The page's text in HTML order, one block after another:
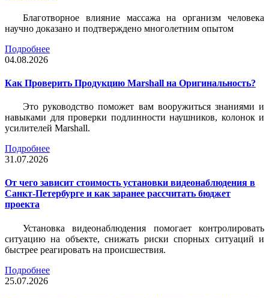
Благотворное влияние массажа на организм человека
научно доказано и подтверждено многолетним опытом
Подробнее
04.08.2026
Как Проверить Продукцию Marshall на Оригинальность?
Это руководство поможет вам вооружиться знаниями и
навыками для проверки подлинности наушников, колонок и
усилителей Marshall.
Подробнее
31.07.2026
От чего зависит стоимость установки видеонаблюдения в
Санкт-Петербурге и как заранее рассчитать бюджет
проекта
Установка видеонаблюдения помогает контролировать
ситуацию на объекте, снижать риски спорных ситуаций и
быстрее реагировать на происшествия.
Подробнее
25.07.2026